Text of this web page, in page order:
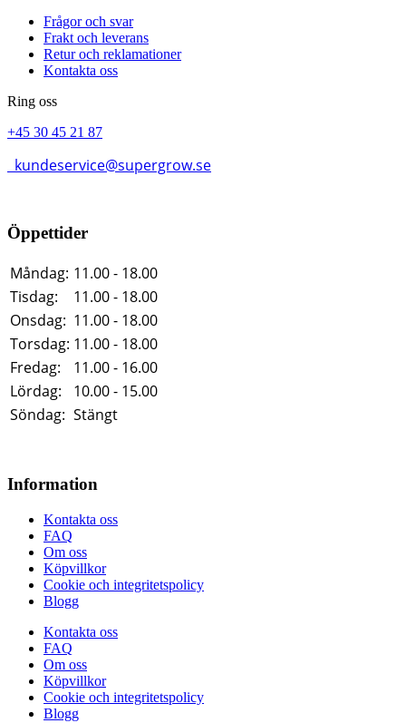
Frågor och svar
Frakt och leverans
Retur och reklamationer
Kontakta oss
Ring oss
+45 30 45 21 87
kundeservice@supergrow.se
Öppettider
Måndag: 11.00 - 18.00
Tisdag:
11.00 - 18.00
Onsdag: 11.00 - 18.00
Torsdag: 11.00 - 18.00
Fredag:
11.00 - 16.00
Lördag:
10.00 - 15.00
Söndag: Stängt
Information
Kontakta oss
FAQ
Om oss
Köpvillkor
Cookie och integritetspolicy
Blogg
Kontakta oss
FAQ
Om oss
Köpvillkor
Cookie och integritetspolicy
Blogg